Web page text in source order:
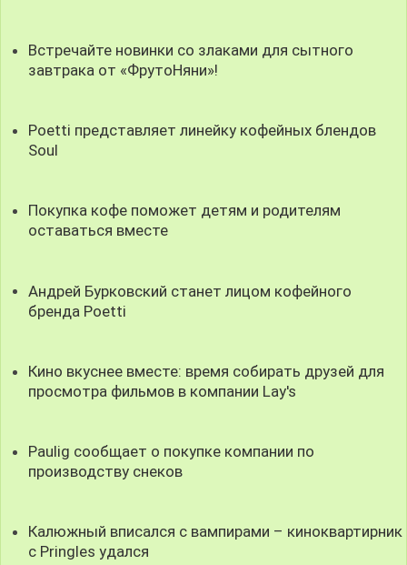
Встречайте новинки со злаками для сытного
завтрака от «ФрутоНяни»!
Poetti представляет линейку кофейных блендов
Soul
Покупка кофе поможет детям и родителям
оставаться вместе
Андрей Бурковский станет лицом кофейного
бренда Poetti
Кино вкуснее вместе: время собирать друзей для
просмотра фильмов в компании Lay's
Paulig сообщает о покупке компании по
производству снеков
Калюжный вписался с вампирами – киноквартирник
с Pringles удался